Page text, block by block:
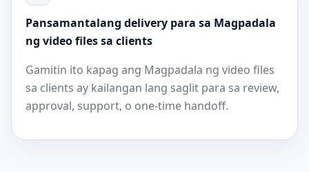
Pansamantalang delivery para sa Magpadala
ng video files sa clients
Gamitin ito kapag ang Magpadala ng video files
sa clients ay kailangan lang saglit para sa review,
approval, support, o one-time handoff.